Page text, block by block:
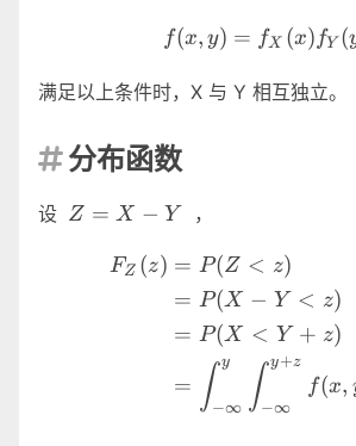
f(x, y) = fX (x) fY (
满足以上条件时，X 与 Y 相互独立。
分布函数
设 Z=X-
Z = X − Y ，
FZ (z) = P(Z < z)
= P(X − Y < z)
= P(X < Y + z)
= ∫−∞
y ∫−∞
y+z
f(x,